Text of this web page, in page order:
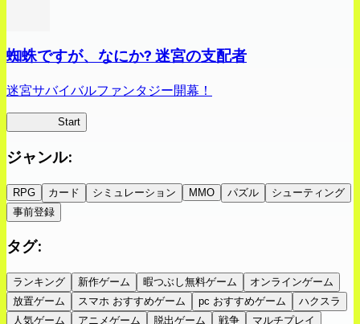
蜘蛛ですが、なにか? 迷宮の支配者
迷宮サバイバルファンタジー開幕！
Start
ジャンル:
RPG カード シミュレーション MMO パズル
シューティング
事前登録
タグ:
ランキング 新作ゲーム 暇つぶし無料ゲーム
オンラインゲーム
放置ゲーム
スマホ おすすめゲーム pc おすすめゲーム
ハクスラ
人気ゲーム
アニメゲーム 脱出ゲーム 戦争
マルチプレイ